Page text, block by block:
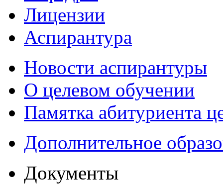
Лицензии
Аспирантура
Новости аспирантуры
О целевом обучении
Памятка абитуриента
Дополнительное
Документы